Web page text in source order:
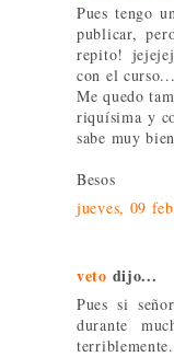
Pues tengo
publicar,
repito!
con el
Me quedo
riquísima y
sabe muy
Besos
jueves, 09
veto dijo...
Pues si
durante